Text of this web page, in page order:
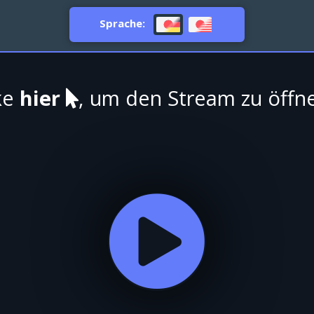
Sprache:
hier , um den Stream zu